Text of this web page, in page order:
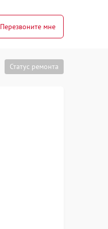
Перезвоните мне
Статус ремонта